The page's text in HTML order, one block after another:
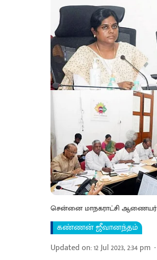
சென்னை மாநகராட்சி ஆணையர்
கண்ணன் ஜீவானந்தம்
Updated on:12 Jul 2023, 2:34 pm